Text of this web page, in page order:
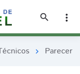
search
more_vert
chevron_right Parecer